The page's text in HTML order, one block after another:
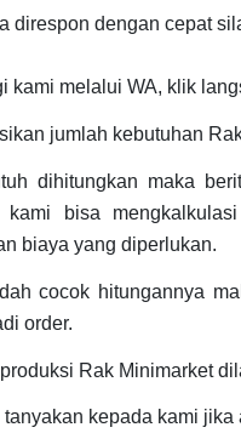
direspon dengan cepat
kami melalui WA, klik
jumlah kebutuhan
dihitungkan maka
kami bisa
biaya yang diperlukan.
cocok hitungannya
order.
Rak Minimarket
tanyakan kepada kami